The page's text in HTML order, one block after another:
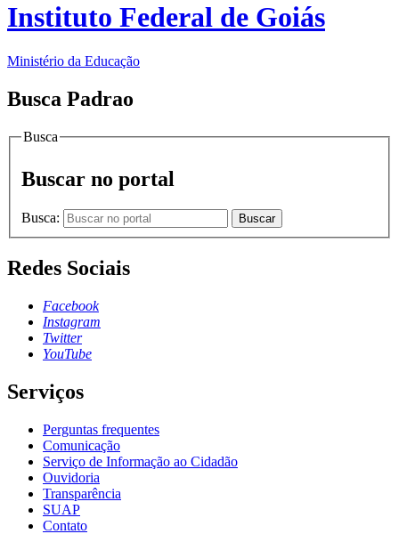
Instituto Federal de Goiás
Ministério da Educação
Busca Padrao
Busca
Buscar no portal
Busca: Buscar
Redes Sociais
Facebook
Instagram
Twitter
YouTube
Serviços
Perguntas frequentes
Comunicação
Serviço de Informação ao Cidadão
Ouvidoria
Transparência
SUAP
Contato